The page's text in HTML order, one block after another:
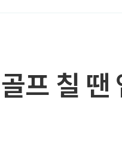
프 칠 땐